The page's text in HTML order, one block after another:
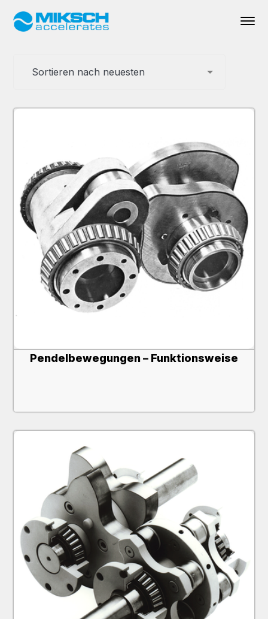
Pendelbewegungen – Funktionsweise